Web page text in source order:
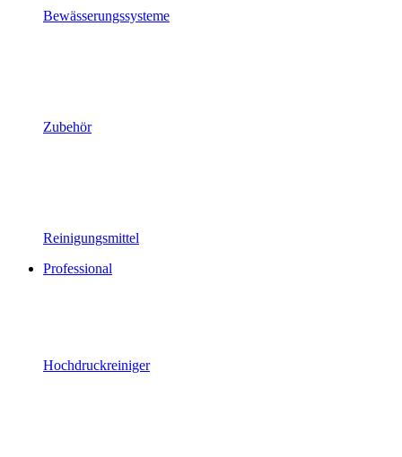
Bewässerungssysteme
Zubehör
Reinigungsmittel
Professional
Hochdruckreiniger